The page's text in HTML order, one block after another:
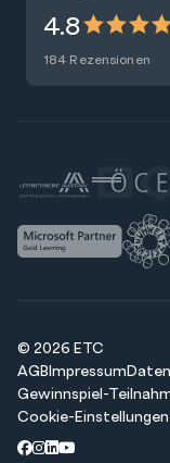
4.8
184 Rezensionen
Nachhaltigkeit
Blog
Raummiete
© 2026 ETC
AGBImpressum
Gewinnspiel-
Cookie-Einstellungen